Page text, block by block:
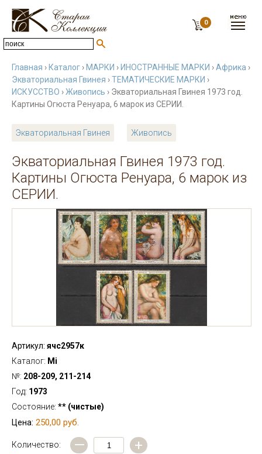
0
Главная › Каталог › МАРКИ › ИНОСТРАННЫЕ МАРКИ ›Африка ›
Экваториальная Гвинея ›ТЕМАТИЧЕСКИЕ МАРКИ ›
ИСКУССТВО ›Живопись › Экваториальная Гвинея 1973 год.
Картины Огюста Ренуара, 6 марок из СЕРИИ.
Экваториальная Гвинея Живопись
Экваториальная Гвинея 1973 год.
Картины Огюста Ренуара, 6 марок из
СЕРИИ.
Артикул: ячс2957к
Каталог: Mi
№: 208-209, 211-214
Год: 1973
Состояние: ** (чистые)
Цена: 250,00 руб.
Количество:
— +